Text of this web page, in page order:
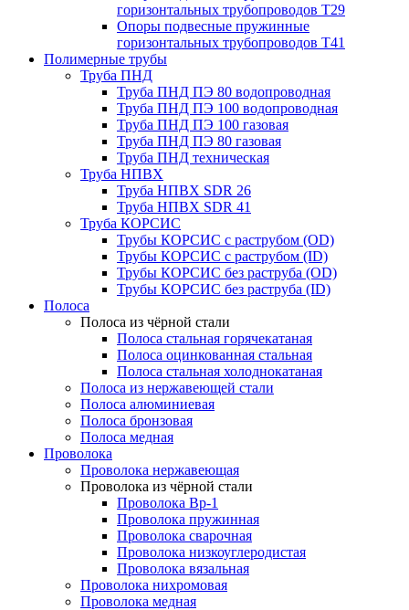
горизонтальных трубопроводов Т29
Опоры подвесные пружинные
горизонтальных трубопроводов Т41
Полимерные трубы
Труба ПНД
Труба ПНД ПЭ 80 водопроводная
Труба ПНД ПЭ 100 водопроводная
Труба ПНД ПЭ 100 газовая
Труба ПНД ПЭ 80 газовая
Труба ПНД техническая
Труба НПВХ
Труба НПВХ SDR 26
Труба НПВХ SDR 41
Труба КОРСИС
Трубы КОРСИС с раструбом (OD)
Трубы КОРСИС с раструбом (ID)
Трубы КОРСИС без раструба (OD)
Трубы КОРСИС без раструба (ID)
Полоса
Полоса из чёрной стали
Полоса стальная горячекатаная
Полоса оцинкованная стальная
Полоса стальная холоднокатаная
Полоса из нержавеющей стали
Полоса алюминиевая
Полоса бронзовая
Полоса медная
Проволока
Проволока нержавеющая
Проволока из чёрной стали
Проволока Вр-1
Проволока пружинная
Проволока сварочная
Проволока низкоуглеродистая
Проволока вязальная
Проволока нихромовая
Проволока медная